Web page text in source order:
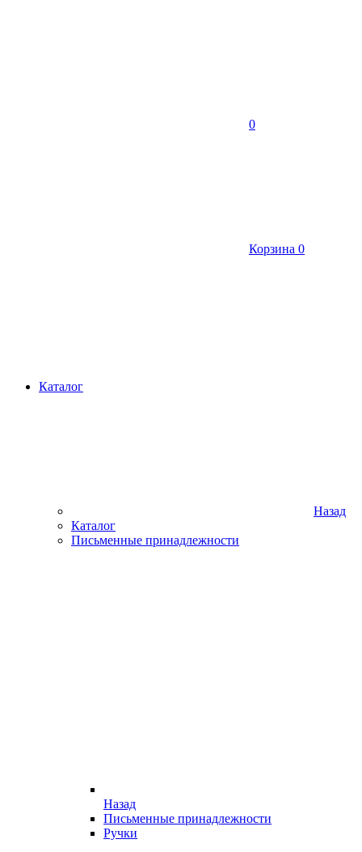
0
Корзина 0
Каталог
Назад
Каталог
Письменные принадлежности
Назад
Письменные принадлежности
Ручки